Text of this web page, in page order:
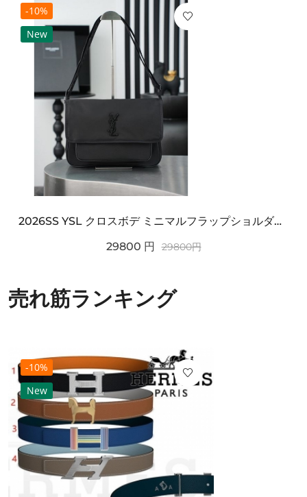
-10%
New
2026SS YSL クロスボデ ミニマルフラップショルダー SAINT LAURENT サンロ...
29800 円 29800円
売れ筋ランキング
-10%
New